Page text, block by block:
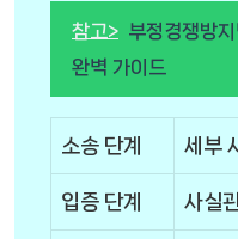
참고> 부정경쟁방
완벽 가이드
소송 단계 세부
입증 단계 사실